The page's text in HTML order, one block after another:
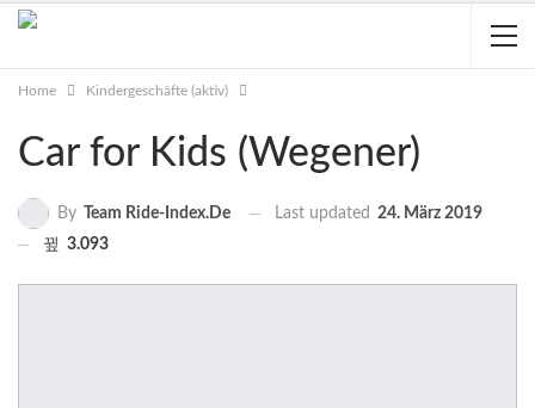
Home Kindergeschäfte (aktiv)
Car for Kids (Wegener)
By Team Ride-Index.de Last updated 24. März 2019
3.093